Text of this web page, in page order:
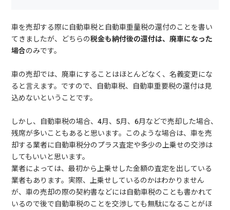
車を売却する際に自動車税と自動車重量税の還付のことを書い
てきましたが、どちらの税金も納付後の還付は、廃車になった
場合のみです。
車の売却では、廃車にすることはほとんどなく、名義変更にな
ると言えます。ですので、自動車税、自動車重要税の還付は見
込めないということです。
しかし、自動車税の場合、4月、5月、6月などで売却した場合、
残席が多いこともあると思います。このような場合は、車を売
却する業者に自動車税分のプラス査定や多少の上乗せの交渉は
してもいいと思います。
業者によっては、最初から上乗せした金額の査定を出している
業者もあります。実際、上乗せしているのかはわかりません
が、車の売却の際の契約書などには自動車税のことも書かれて
いるので後で自動車税のことを交渉しても無駄になることがほ